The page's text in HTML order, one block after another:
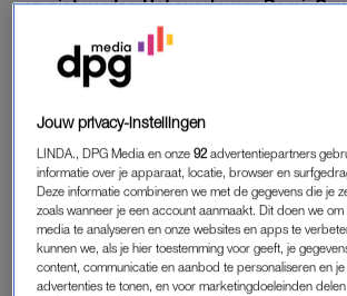
keer per dag naar de wc. En seks? Lukt
“Op mijn 21e snoof ik soms wel tien gram
SPANNEND
“Als kind was ik creatief en nieuwsgierig. Ik
en was heel erg met muziek bezig.
aansluiting bij de rest, en werd ik af en toe
mijn eerste echte vriendinnen maakte ik op
Jouw privacy-instellingen
LINDA., DPG Media en onze92 advertentiepartners
informatie over je apparaat, locatie, browser en
Deze informatie combineren we met de gegevens die je
zoals wanneer je een account aanmaakt. Dit doen we
media te analyseren en onze websites en apps te
kunnen we, als je hier toestemming voor geeft, je
content, communicatie en aanbod te personaliseren en
advertenties te tonen, en voor marketingdoeleinden